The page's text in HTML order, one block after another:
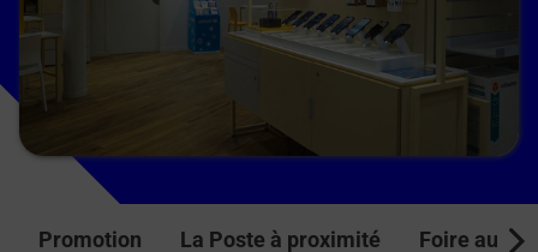
Promotion La Poste à proximité Foire aux